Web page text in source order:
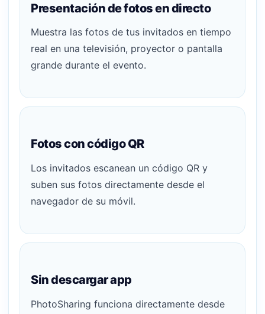
Presentación de fotos en directo
Muestra las fotos de tus invitados en tiempo
real en una televisión, proyector o pantalla
grande durante el evento.
Fotos con código QR
Los invitados escanean un código QR y
suben sus fotos directamente desde el
navegador de su móvil.
Sin descargar app
PhotoSharing funciona directamente desde